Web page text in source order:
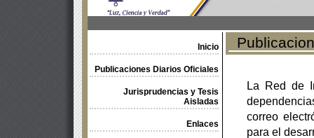
Inicio
Publicaciones Diarios Oficiales
Jurisprudencias y Tesis
Aisladas
Enlaces
La Red de
correo
para el